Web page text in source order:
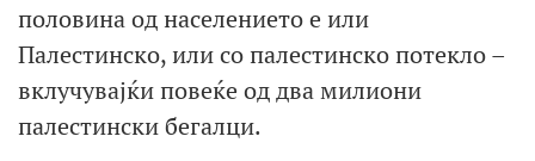
половина од населението е или
Палестинско, или со палестинско потекло –
вклучувајќи повеќе од два милиони
палестински бегалци.